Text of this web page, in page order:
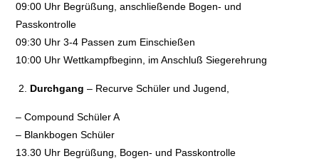
09:00 Uhr Begrüßung, anschließende Bogen- und
Passkontrolle
09:30 Uhr 3-4 Passen zum Einschießen
10:00 Uhr Wettkampfbeginn, im Anschluß Siegerehrung
Durchgang – Recurve Schüler und Jugend,
– Compound Schüler A
– Blankbogen Schüler
13.30 Uhr Begrüßung, Bogen- und Passkontrolle